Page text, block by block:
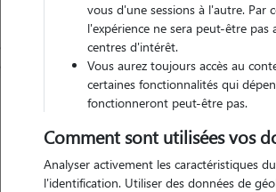
vous d'une sessions à l'autre. Par
l'expérience ne sera peut-être pas
centres d'intérêt.
Vous aurez toujours accès au
certaines fonctionnalités qui
fonctionneront peut-être pas.
Comment sont utilisées vos
Analyser activement les caractéristiques
l'identification. Utiliser des données de